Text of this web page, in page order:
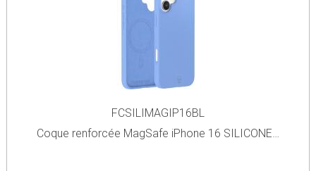
FCSILIMAGIP16BL
Coque renforcée MagSafe iPhone 16 SILICONE…